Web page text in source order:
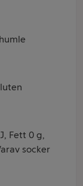
Fett 0 g,
socker